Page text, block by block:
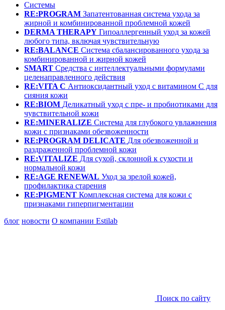
Системы
RE:PROGRAM Запатентованная система ухода за
жирной и комбинированной проблемной кожей
DERMA THERAPY Гипоаллергенный уход за кожей
любого типа, включая чувствительную
RE:BALANCE Система сбалансированного ухода за
комбинированной и жирной кожей
SMART Средства с интеллектуальными формулами
целенаправленного действия
RE:VITA C Антиоксидантный уход с витамином С для
сияния кожи
RE:BIOM Деликатный уход с пре- и пробиотиками для
чувствительной кожи
RE:MINERALIZE Система для глубокого увлажнения
кожи с признаками обезвоженности
RE:PROGRAM DELICATE Для обезвоженной и
раздраженной проблемной кожи
RE:VITALIZE Для сухой, склонной к сухости и
нормальной кожи
RE:AGE RENEWAL Уход за зрелой кожей,
профилактика старения
RE:PIGMENT Комплексная система для кожи с
признаками гиперпигментации
блог новости О компании Estilab
Поиск по сайту